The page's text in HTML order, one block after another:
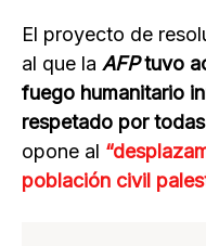
El proyecto de
al que la AFPtuvo
fuego humanitario
respetado por
opone al
población civil